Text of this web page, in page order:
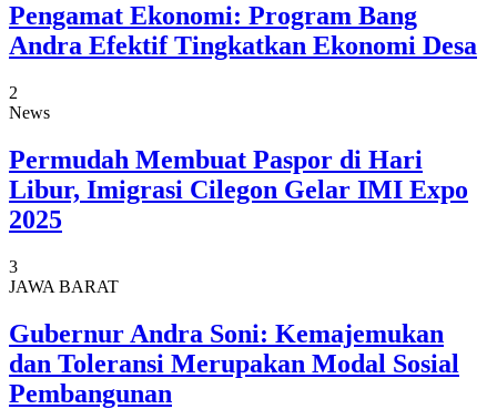
Pengamat Ekonomi: Program Bang
Andra Efektif Tingkatkan Ekonomi Desa
2
News
Permudah Membuat Paspor di Hari
Libur, Imigrasi Cilegon Gelar IMI Expo
2025
3
JAWA BARAT
Gubernur Andra Soni: Kemajemukan
dan Toleransi Merupakan Modal Sosial
Pembangunan